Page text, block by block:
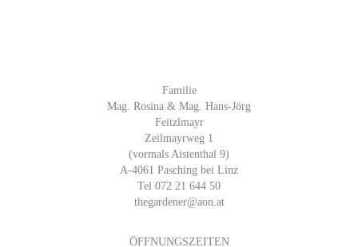
Familie
Mag. Rosina & Mag. Hans-Jörg
Feitzlmayr
Zeilmayrweg 1
(vormals Aistenthal 9)
A-4061 Pasching bei Linz
Tel 072 21 644 50
thegardener@aon.at
ÖFFNUNGSZEITEN